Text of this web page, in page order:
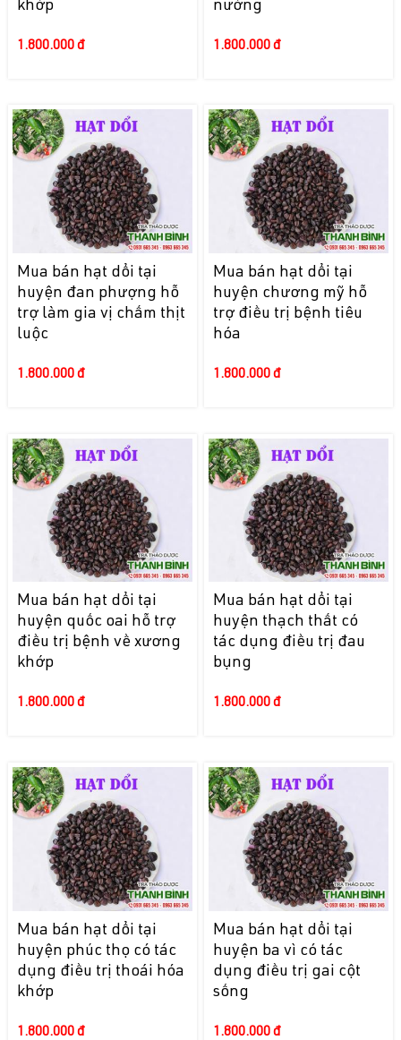
khớp
1.800.000 đ
nướng
1.800.000 đ
Mua bán hạt dổi tại
huyện đan phượng hỗ
trợ làm gia vị chấm thịt
luộc
1.800.000 đ
Mua bán hạt dổi tại
huyện chương mỹ hỗ
trợ điều trị bệnh tiêu
hóa
1.800.000 đ
Mua bán hạt dổi tại
huyện quốc oai hỗ trợ
điều trị bệnh về xương
khớp
1.800.000 đ
Mua bán hạt dổi tại
huyện thạch thất có
tác dụng điều trị đau
bụng
1.800.000 đ
Mua bán hạt dổi tại
huyện phúc thọ có tác
dụng điều trị thoái hóa
khớp
1.800.000 đ
Mua bán hạt dổi tại
huyện ba vì có tác
dụng điều trị gai cột
sống
1.800.000 đ